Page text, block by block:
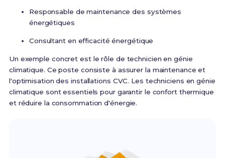
Responsable de maintenance des systèmes
énergétiques
Consultant en efficacité énergétique
Un exemple concret est le rôle de technicien en génie
climatique. Ce poste consiste à assurer la maintenance et
l'optimisation des installations CVC. Les techniciens en génie
climatique sont essentiels pour garantir le confort thermique
et réduire la consommation d'énergie.